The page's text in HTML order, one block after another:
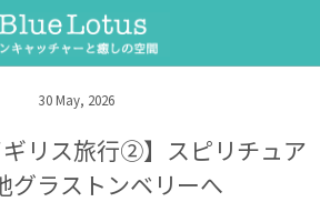
30 May, 2026
ギリス旅行②】スピリチュア
グラストンベリーへ
ョップ